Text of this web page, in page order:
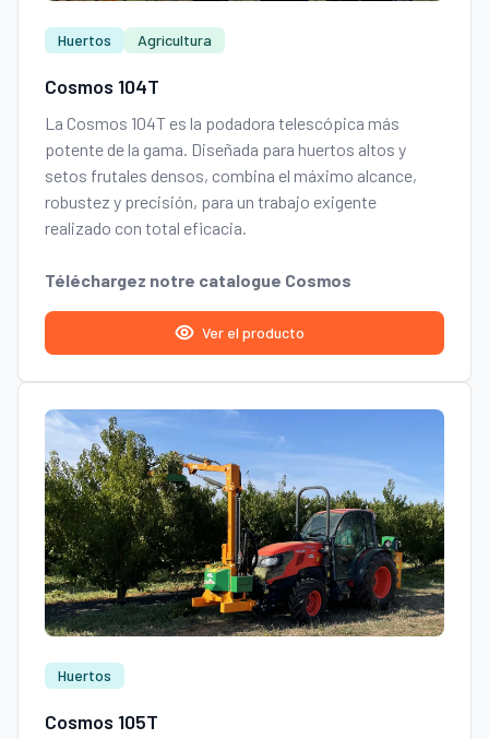
Huertos Agricultura
Cosmos 104T
La Cosmos 104T es la podadora telescópica más
potente de la gama. Diseñada para huertos altos y
setos frutales densos, combina el máximo alcance,
robustez y precisión, para un trabajo exigente
realizado con total eficacia.
Téléchargez notre catalogue Cosmos
Ver el producto
Huertos
Cosmos 105T